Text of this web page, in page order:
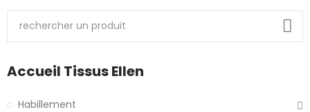
Accueil Tissus Ellen
Habillement